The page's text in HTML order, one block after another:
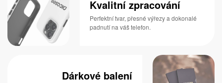
Kvalitní zpracování
Perfektní tvar, přesné výřezy a dokonalé
padnutí na váš telefon.
Dárkové balení